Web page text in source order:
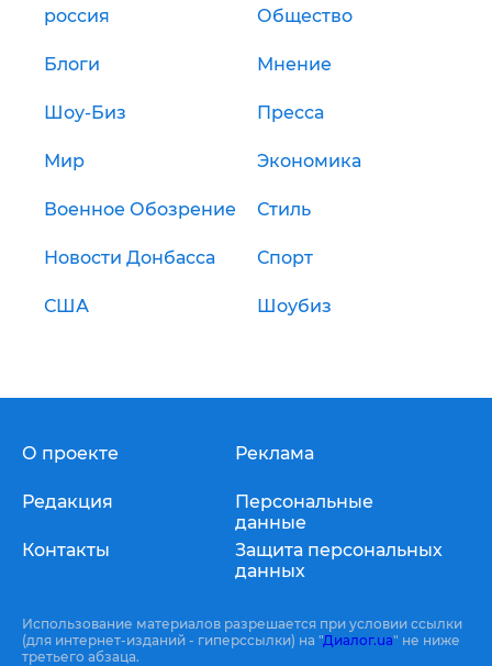
россия Общество
Блоги Мнение
Шоу-Биз Пресса
Мир Экономика
Военное Обозрение Стиль
Новости Донбасса Спорт
США Шоубиз
О проекте
Редакция
Контакты
Реклама
Персональные
данные
Защита персональных
данных
Использование материалов разрешается при условии ссылки
(для интернет-изданий - гиперссылки) на "Диалог.ua" не ниже
третьего абзаца.